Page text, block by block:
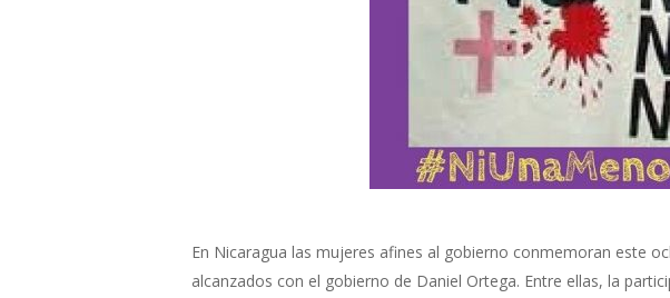
En Nicaragua las mujeres afines al gobierno conmemoran este
alcanzados con el gobierno de Daniel Ortega. Entre ellas, la